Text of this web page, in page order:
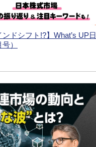
ンドシフト!?】What’s UP日
）